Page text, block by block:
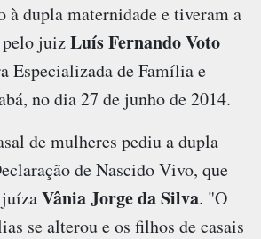
à dupla maternidade e tiveram a
juizLuís Fernando Voto
Especializada de Família e
no dia 27 de junho de 2014.
de mulheres pediu a dupla
de Nascido Vivo, que
Vânia Jorge da Silva. "O
se alterou e os filhos de casais